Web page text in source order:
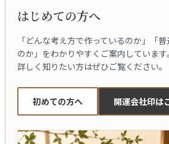
はじめての方へ
「どんな考え方で作っているのか」「
のか」をわかりやすくご案内しています。
詳しく知りたい方はぜひご覧ください。
初めての方へ 開運会社印は